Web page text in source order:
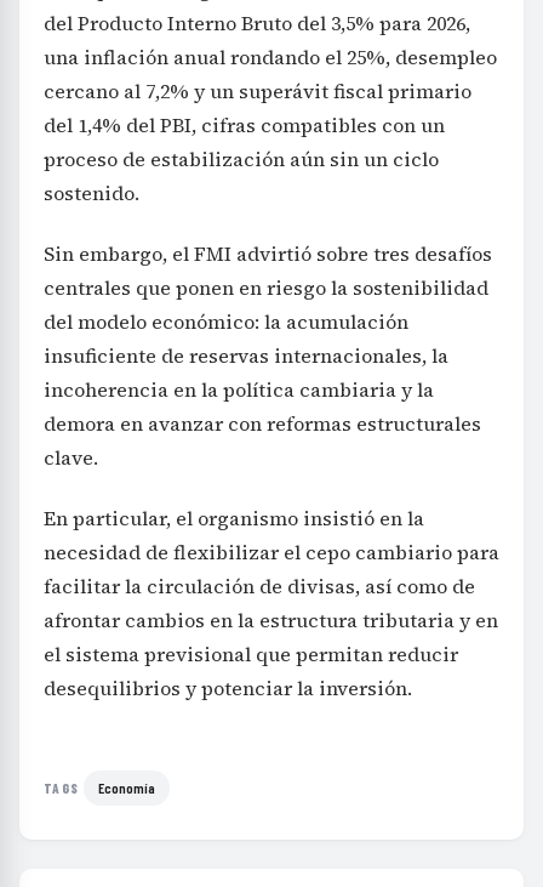
del Producto Interno Bruto del 3,5% para 2026,
una inflación anual rondando el 25%, desempleo
cercano al 7,2% y un superávit fiscal primario
del 1,4% del PBI, cifras compatibles con un
proceso de estabilización aún sin un ciclo
sostenido.
Sin embargo, el FMI advirtió sobre tres desafíos
centrales que ponen en riesgo la sostenibilidad
del modelo económico: la acumulación
insuficiente de reservas internacionales, la
incoherencia en la política cambiaria y la
demora en avanzar con reformas estructurales
clave.
En particular, el organismo insistió en la
necesidad de flexibilizar el cepo cambiario para
facilitar la circulación de divisas, así como de
afrontar cambios en la estructura tributaria y en
el sistema previsional que permitan reducir
desequilibrios y potenciar la inversión.
TAGS Economía